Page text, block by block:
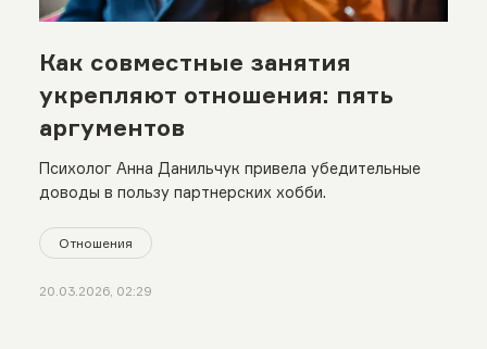
Как совместные занятия
укрепляют отношения: пять
аргументов
Психолог Анна Данильчук привела убедительные
доводы в пользу партнерских хобби.
Отношения
20.03.2026, 02:29